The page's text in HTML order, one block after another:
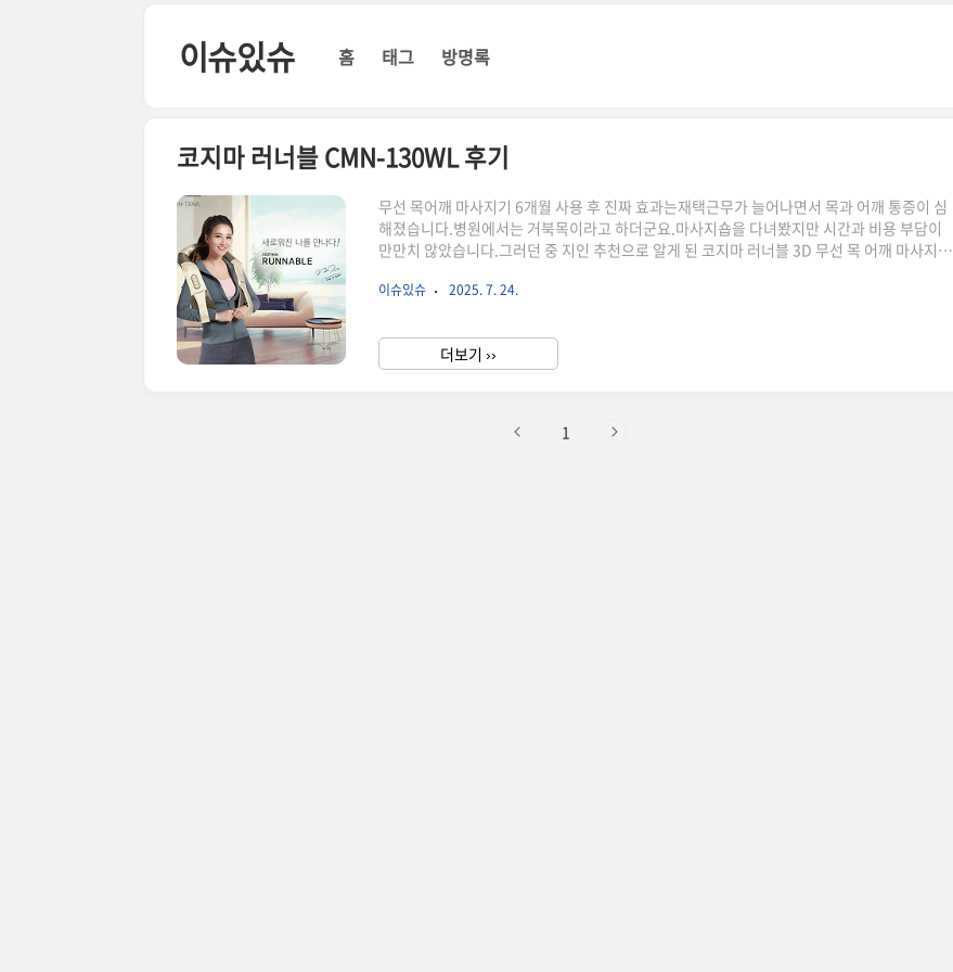
이슈있슈 홈 태그 방명록
코지마 러너블 CMN-130WL 후기
무선 목어깨 마사지기 6개월 사용 후 진짜 효과는재택근무가 늘어나면서 목과 어깨 통증이 심
해졌습니다.병원에서는 거북목이라고 하더군요.마사지숍을 다녀봤지만 시간과 비용 부담이
만만치 않았습니다.그러던 중 지인 추천으로 알게 된 코지마 러너블 3D 무선 목 어깨 마사지기
열어보니 생각보다 크기가 적당했습니다.무게는 2kg 정도로 휴대하기엔 살짝 무겁지만 안정
다.손잡이가 있어서 방에서 거실로 옮겨가며 쓰기 편했고, 충전 케이블과 간단한 사용 설명서
가 함께 들어있었습니다.처음 충전하는 데 3시간 정도 걸렸는데, 한 번 충전하면 일주일은 넉
이슈있슈 2025. 7. 24.
더보기 ››
1